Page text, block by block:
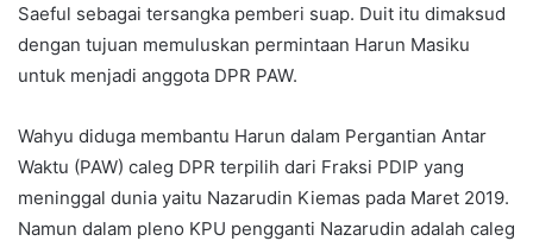
Saeful sebagai tersangka pemberi suap. Duit itu dimaksud
dengan tujuan memuluskan permintaan Harun Masiku
untuk menjadi anggota DPR PAW.
Wahyu diduga membantu Harun dalam Pergantian Antar
Waktu (PAW) caleg DPR terpilih dari Fraksi PDIP yang
meninggal dunia yaitu Nazarudin Kiemas pada Maret 2019.
Namun dalam pleno KPU pengganti Nazarudin adalah caleg